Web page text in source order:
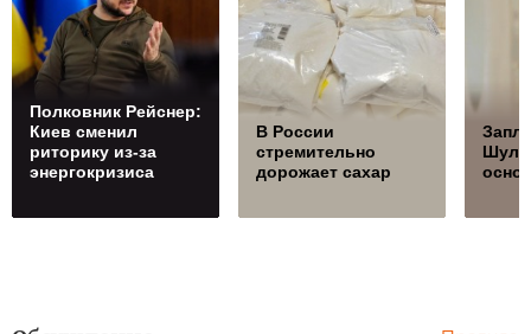
Полковник Рейснер:
Киев сменил
риторику из-за
энергокризиса
В России
стремительно
дорожает сахар